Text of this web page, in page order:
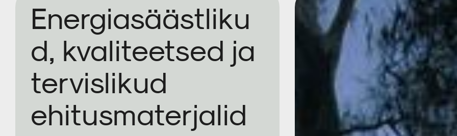
Tuuletõkkeplaat Tihendamistarvikud
Tarvikud
Energiasäästliku
d, kvaliteetsed ja
tervislikud
ehitusmaterjalid